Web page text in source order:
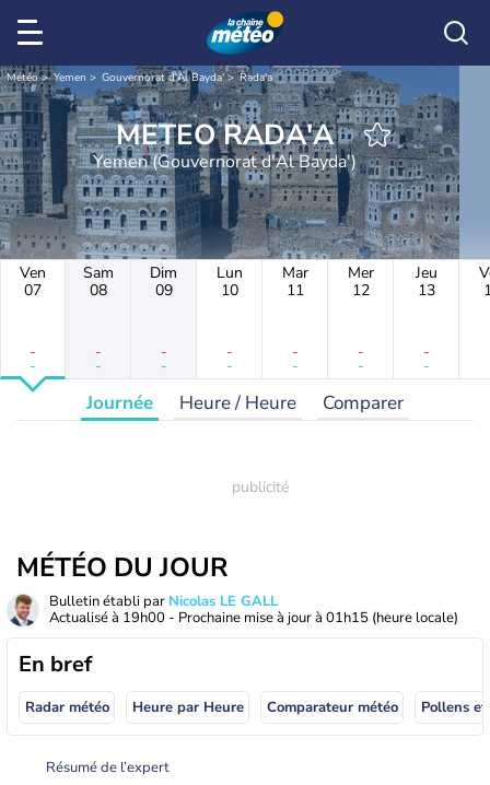
Météo Yemen Gouvernorat d'Al Bayda' Rada'a
METEO RADA'A
Yemen (Gouvernorat d'Al Bayda')
Ven
07
-
-
Sam
08
-
-
Dim
09
-
-
Lun
10
-
-
Mar
11
-
-
Mer
12
-
-
Jeu
13
-
-
Journée Heure / Heure Comparer
MÉTÉO DU JOUR
Bulletin établi par Nicolas LE GALL
Actualisé à 19h00 - Prochaine mise à jour à 01h15 (heure locale)
En bref
Radar météo Heure par Heure Comparateur météo Pollens
Résumé de l’expert